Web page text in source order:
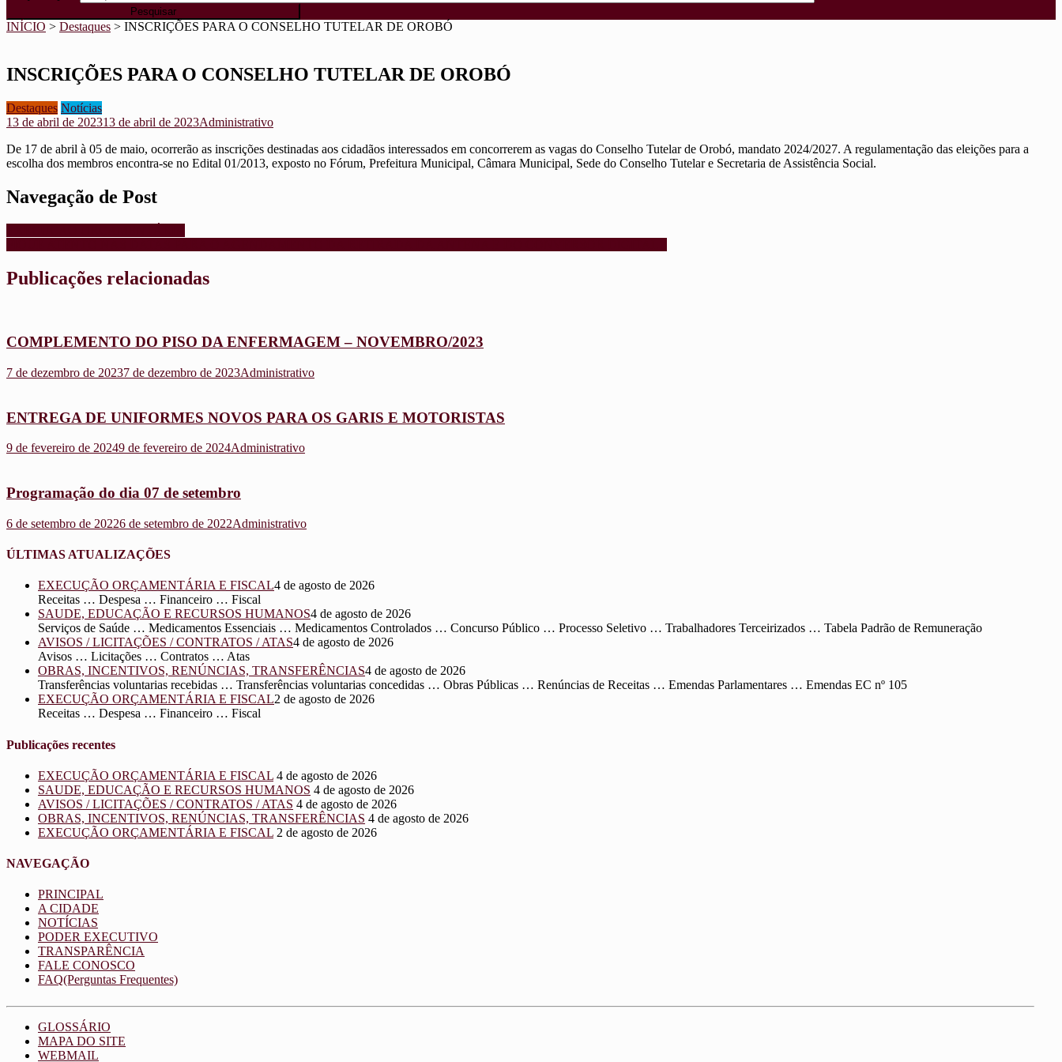
INÍCIO > Destaques > INSCRIÇÕES PARA O CONSELHO TUTELAR DE OROBÓ
INSCRIÇÕES PARA O CONSELHO TUTELAR DE OROBÓ
Destaques Notícias
13 de abril de 202313 de abril de 2023Administrativo
De 17 de abril à 05 de maio, ocorrerão as inscrições destinadas aos cidadãos interessados em concorrerem as vagas do Conselho Tutelar de Orobó, mandato 2024/2027. A regulamentação das eleições para a
escolha dos membros encontra-se no Edital 01/2013, exposto no Fórum, Prefeitura Municipal, Câmara Municipal, Sede do Conselho Tutelar e Secretaria de Assistência Social.
Navegação de Post
Publicações relacionadas
COMPLEMENTO DO PISO DA ENFERMAGEM – NOVEMBRO/2023
7 de dezembro de 20237 de dezembro de 2023Administrativo
ENTREGA DE UNIFORMES NOVOS PARA OS GARIS E MOTORISTAS
9 de fevereiro de 20249 de fevereiro de 2024Administrativo
Programação do dia 07 de setembro
6 de setembro de 20226 de setembro de 2022Administrativo
ÚLTIMAS ATUALIZAÇÕES
EXECUÇÃO ORÇAMENTÁRIA E FISCAL4 de agosto de 2026
Receitas … Despesa … Financeiro … Fiscal
SAUDE, EDUCAÇÃO E RECURSOS HUMANOS4 de agosto de 2026
Serviços de Saúde … Medicamentos Essenciais … Medicamentos Controlados … Concurso Público … Processo Seletivo … Trabalhadores Terceirizados … Tabela Padrão de Remuneração
AVISOS / LICITAÇÕES / CONTRATOS / ATAS4 de agosto de 2026
Avisos … Licitações … Contratos … Atas
OBRAS, INCENTIVOS, RENÚNCIAS, TRANSFERÊNCIAS4 de agosto de 2026
Transferências voluntarias recebidas … Transferências voluntarias concedidas … Obras Públicas … Renúncias de Receitas … Emendas Parlamentares … Emendas EC nº 105
EXECUÇÃO ORÇAMENTÁRIA E FISCAL2 de agosto de 2026
Receitas … Despesa … Financeiro … Fiscal
Publicações recentes
EXECUÇÃO ORÇAMENTÁRIA E FISCAL 4 de agosto de 2026
SAUDE, EDUCAÇÃO E RECURSOS HUMANOS 4 de agosto de 2026
AVISOS / LICITAÇÕES / CONTRATOS / ATAS 4 de agosto de 2026
OBRAS, INCENTIVOS, RENÚNCIAS, TRANSFERÊNCIAS 4 de agosto de 2026
EXECUÇÃO ORÇAMENTÁRIA E FISCAL 2 de agosto de 2026
NAVEGAÇÃO
PRINCIPAL
A CIDADE
NOTÍCIAS
PODER EXECUTIVO
TRANSPARÊNCIA
FALE CONOSCO
FAQ(Perguntas Frequentes)
GLOSSÁRIO
MAPA DO SITE
WEBMAIL